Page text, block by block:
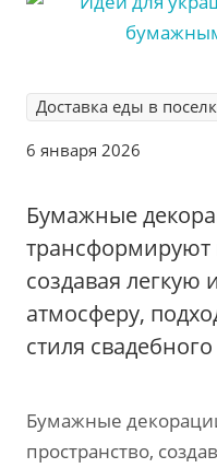
Доставка еды в
6 января 2026
Бумажные
трансформируют
создавая
атмосферу,
стиля
Бумажные
пространство,